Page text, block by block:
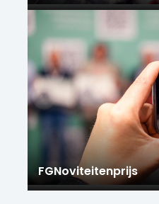
FGNoviteitenprijs